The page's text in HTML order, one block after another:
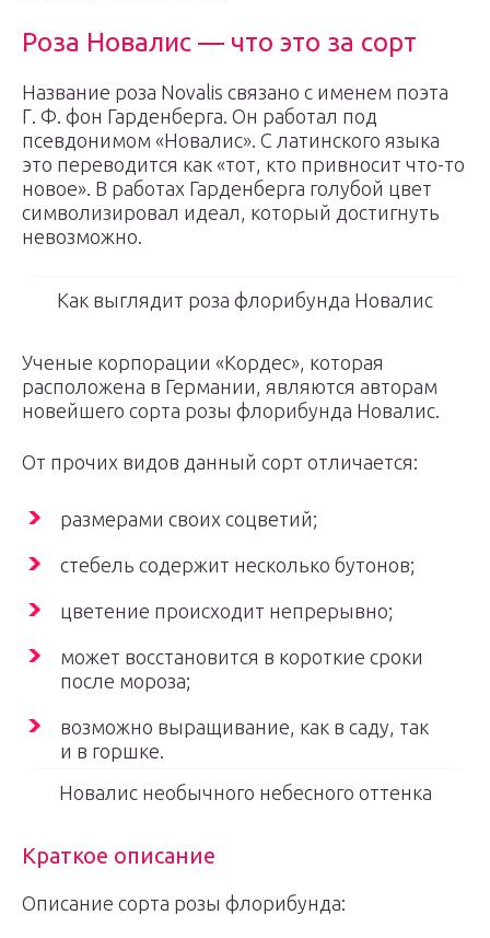
Роза Новалис — что это за сорт
Название роза Novalis связано с именем поэта
Г. Ф. фон Гарденберга. Он работал под
псевдонимом «Новалис». С латинского языка
это переводится как «тот, кто привносит что-то
новое». В работах Гарденберга голубой цвет
символизировал идеал, который достигнуть
невозможно.
Как выглядит роза флорибунда Новалис
Ученые корпорации «Кордес», которая
расположена в Германии, являются авторам
новейшего сорта розы флорибунда Новалис.
От прочих видов данный сорт отличается:
размерами своих соцветий;
стебель содержит несколько бутонов;
цветение происходит непрерывно;
может восстановится в короткие сроки
после мороза;
возможно выращивание, как в саду, так
и в горшке.
Новалис необычного небесного оттенка
Краткое описание
Описание сорта розы флорибунда: